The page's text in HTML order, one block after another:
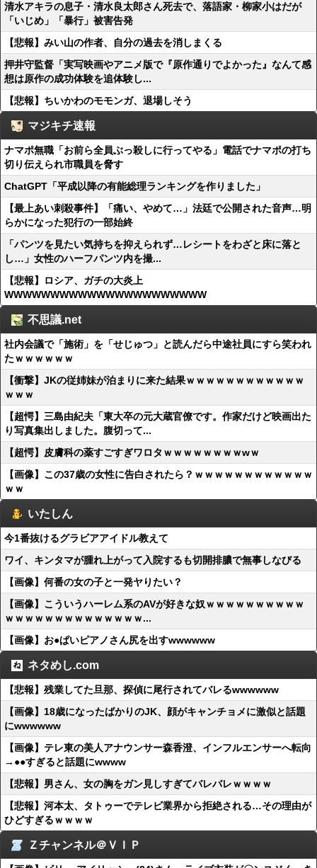
清水アキラの息子・清水良太郎さん死去で、落語家・柳家小はだが
「いじめ」「暴行」被害告発
【悲報】みい山の作者、自分の過去を消しまくる
押井守監督「実写映画やアニメ版で『原作通りでよかった』なんて感
想は原作の成功体験を追体験し...
【悲報】ちいかわのモモンガ、退場しそう
マジキチ速報
ナマポ無職「お前ら全員ぶっ殺しに行ってやる」電話でナマポの打ち
切り伝えられ市職員を脅す
ChatGPT「平成以降の有能総理ランキングを作りました」
【最上あい刺殺事件】「痛い、やめて…」法廷で公開された音声…明
らかになった犯行の一部始終
「パンツを見たい気持ちを抑えられず…レシートをわざと床に落と
し…」女性のハーフパンツ内を撮...
【悲報】ロシア、ガチの大炎上
WWWWWWWWWWWWWWWWWWWWWW
不思議.net
社内会議で「施術」を「せじゅつ」と読んだら中途社員にすら笑われ
たｗｗｗｗｗｗ
【衝撃】JKの従姉妹が泊まりに来た結果ｗｗｗｗｗｗｗｗｗｗｗｗ
ｗｗｗ
【超愕】三島由紀夫「東大卒の元大蔵官僚です。作家だけど映画出た
り写真集出しました。腹切って...
【超愕】皮膚科の薬すごすぎワロタｗｗｗｗｗｗｗｗwｗ
【画像】この37歳の女性に告白されたら？ｗｗｗｗｗｗｗｗｗｗｗｗ
ｗｗ
いたしん
今1番抜けるグラビアアイドル教えて
ワイ、キンタマが腫れ上がって入院するも切開排膿で無事しなびる
【画像】何番の女の子と一発ヤりたい？
【画像】こういうハーレム系のAVが好きな奴ｗｗｗｗｗｗｗｗｗｗ
ｗｗｗｗｗｗｗｗｗｗｗｗｗｗ...
【画像】お●ぱいピアノさん尻を出すwwwwww
ネタめし.com
【悲報】残業してた旦那、探偵に尾行されてバレるwwwwww
【画像】18歳になったばかりのJK、顔がキャンチョメに激似と話題
にwwwwww
【画像】テレ東の美人アナウンサー森香澄、インフルエンサーへ転向
→●●すぎると話題にwwww
【悲報】男さん、女の胸をガン見しすぎてバレバレｗｗｗｗ
【悲報】河本太、タトゥーでテレビ業界から拒絶される…その理由が
ひどすぎるｗｗｗｗ
Ｚチャンネル＠ＶＩＰ